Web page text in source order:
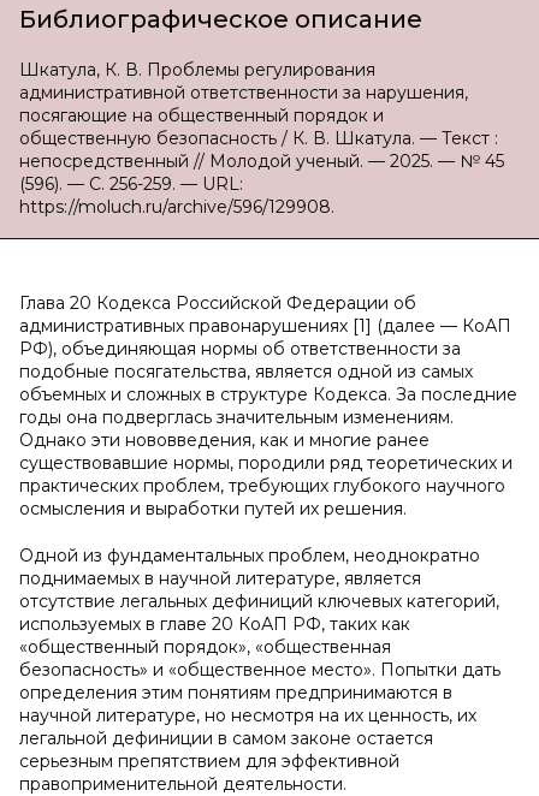
Библиографическое описание
Шкатула, К. В. Проблемы регулирования
административной ответственности за нарушения,
посягающие на общественный порядок и
общественную безопасность / К. В. Шкатула. — Текст :
непосредственный // Молодой ученый. — 2025. — № 45
(596). — С. 256-259. — URL:
https://moluch.ru/archive/596/129908.
Глава 20 Кодекса Российской Федерации об
административных правонарушениях [1] (далее — КоАП
РФ), объединяющая нормы об ответственности за
подобные посягательства, является одной из самых
объемных и сложных в структуре Кодекса. За последние
годы она подверглась значительным изменениям.
Однако эти нововведения, как и многие ранее
существовавшие нормы, породили ряд теоретических и
практических проблем, требующих глубокого научного
осмысления и выработки путей их решения.
Одной из фундаментальных проблем, неоднократно
поднимаемых в научной литературе, является
отсутствие легальных дефиниций ключевых категорий,
используемых в главе 20 КоАП РФ, таких как
«общественный порядок», «общественная
безопасность» и «общественное место». Попытки дать
определения этим понятиям предпринимаются в
научной литературе, но несмотря на их ценность, их
легальной дефиниции в самом законе остается
серьезным препятствием для эффективной
правоприменительной деятельности.